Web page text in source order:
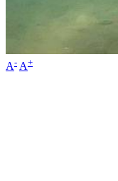
A- A+